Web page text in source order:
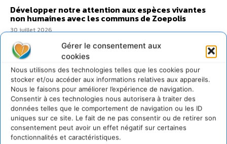
Gérer le consentement aux
cookies
Nous utilisons des technologies telles que les cookies pour
stocker et/ou accéder aux informations relatives aux appareils.
Nous le faisons pour améliorer l’expérience de navigation.
Consentir à ces technologies nous autorisera à traiter des
données telles que le comportement de navigation ou les ID
uniques sur ce site. Le fait de ne pas consentir ou de retirer son
consentement peut avoir un effet négatif sur certaines
fonctionnalités et caractéristiques.
Développer notre attention aux espèces vivantes
non humaines avec les communs de Zoepolis
30 juillet 2026
Un kit citoyen pour lever les freins au
développement des forêts comestibles dans nos
villes
29 juillet 2026
L’éco-anxiété informe et l’éco-lucidité transforme
28 juillet 2026
7 indicateurs pour des villes résilientes et durables,
adaptées au changement climatique
27 juillet 2026